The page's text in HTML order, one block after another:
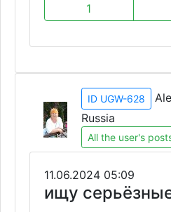
1
ID UGW-628
Russia
All the user's
11.06.2024 05:09
ищу